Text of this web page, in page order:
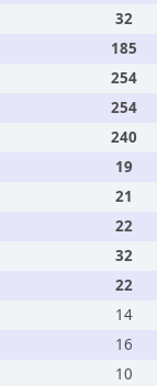
32
185
254
254
240
19
21
22
32
22
14
16
10